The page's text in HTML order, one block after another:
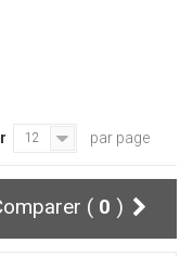
12 par page
Comparer ( 0 )